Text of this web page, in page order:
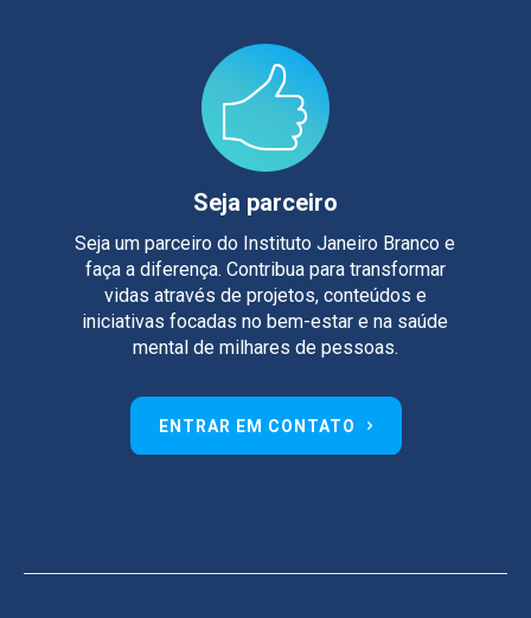
Seja parceiro
Seja um parceiro do Instituto Janeiro Branco e
faça a diferença. Contribua para transformar
vidas através de projetos, conteúdos e
iniciativas focadas no bem-estar e na saúde
mental de milhares de pessoas.
ENTRAR EM CONTATO